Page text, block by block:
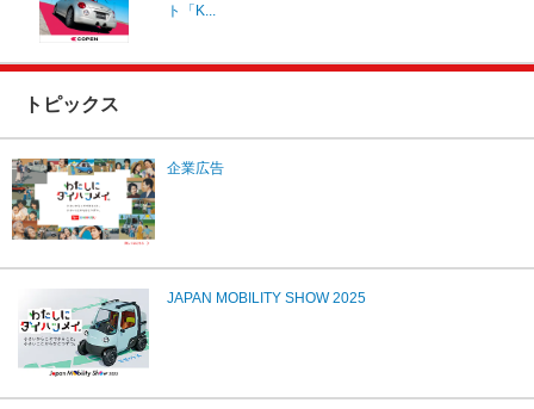
ト「K...
トピックス
企業広告
JAPAN MOBILITY SHOW 2025